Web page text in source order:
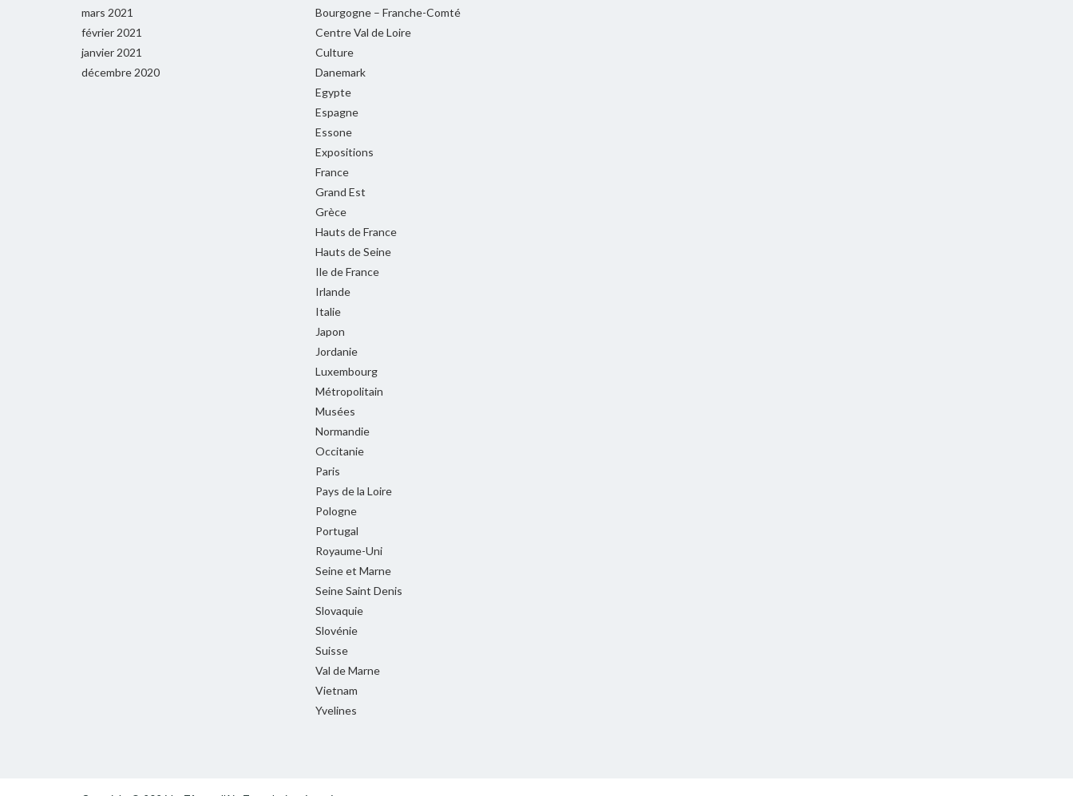
mars 2021
février 2021
janvier 2021
décembre 2020
Bourgogne – Franche-Comté
Centre Val de Loire
Culture
Danemark
Egypte
Espagne
Essone
Expositions
France
Grand Est
Grèce
Hauts de France
Hauts de Seine
Ile de France
Irlande
Italie
Japon
Jordanie
Luxembourg
Métropolitain
Musées
Normandie
Occitanie
Paris
Pays de la Loire
Pologne
Portugal
Royaume-Uni
Seine et Marne
Seine Saint Denis
Slovaquie
Slovénie
Suisse
Val de Marne
Vietnam
Yvelines